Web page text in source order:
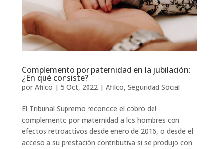
Complemento por paternidad en la jubilación:
¿En qué consiste?
por Afilco | 5 Oct, 2022| Afilco, Seguridad Social
El Tribunal Supremo reconoce el cobro del
complemento por maternidad a los hombres con
efectos retroactivos desde enero de 2016, o desde el
acceso a su prestación contributiva si se produjo con